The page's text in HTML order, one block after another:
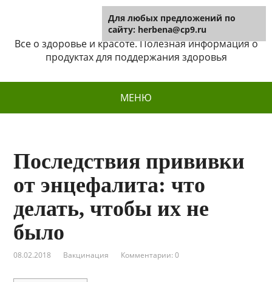
Herbena
Все о здоровье и красоте. Полезная информация о
продуктах для поддержания здоровья
МЕНЮ
Последствия прививки
от энцефалита: что
делать, чтобы их не
было
08.02.2018 Вакцинация Комментарии: 0
Для любых предложений по
сайту: herbena@cp9.ru